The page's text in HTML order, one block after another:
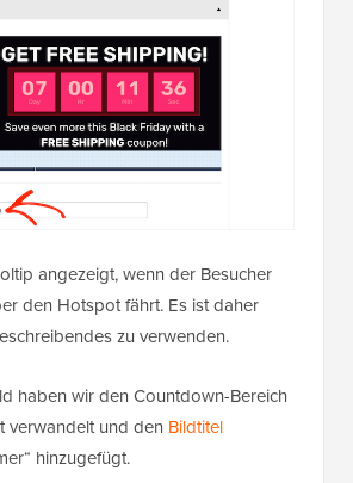
angezeigt, wenn der Besucher
den Hotspot fährt. Es ist daher
zu verwenden.
haben wir den Countdown-Bereich
verwandelt und den Bildtitel
hinzugefügt.